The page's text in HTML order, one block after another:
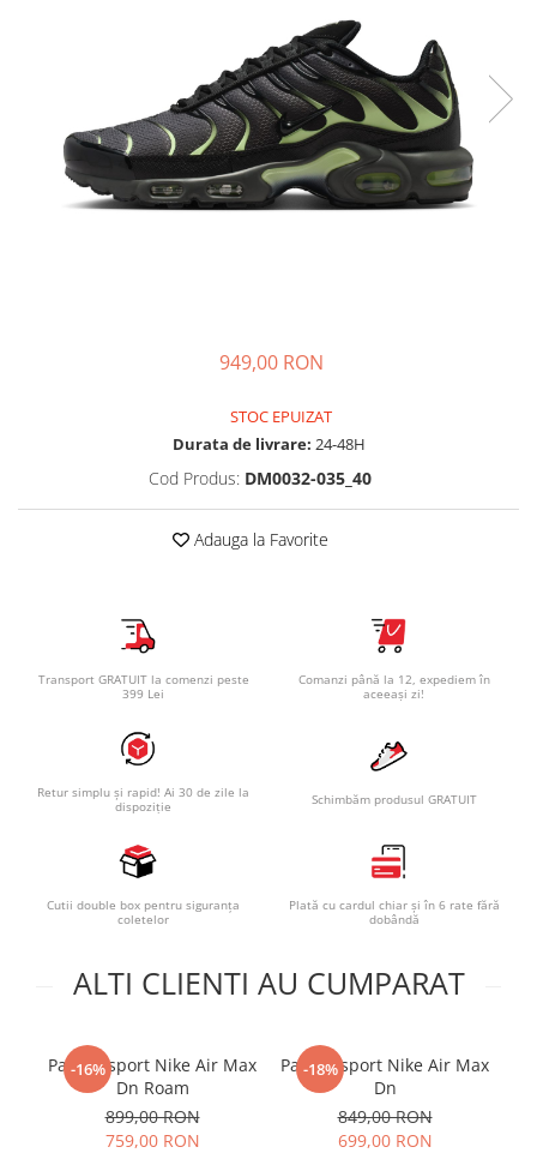
Geci si veste copii
Pantaloni scurti Copii
Accesorii
Ingrijire incaltaminte
949,00 RON
STOC EPUIZAT
Durata de livrare: 24-48H
Cod Produs: DM0032-035_40
Adauga la Favorite
Transport GRATUIT la comenzi peste
399 Lei
Comanzi până la 12, expediem în
aceeași zi!
Retur simplu și rapid! Ai 30 de zile la
dispoziție
Schimbăm produsul GRATUIT
Cutii double box pentru siguranța
coletelor
Plată cu cardul chiar și în 6 rate fără
dobândă
ALTI CLIENTI AU CUMPARAT
-16%
Pantofi sport Nike Air Max
Dn Roam
899,00 RON
759,00 RON
-18%
Pantofi sport Nike Air Max
Dn
849,00 RON
699,00 RON